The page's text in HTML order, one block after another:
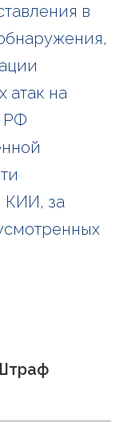
в
атак на
РФ
КИИ, за